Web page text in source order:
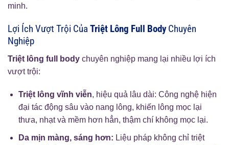
minh.
Lợi Ích Vượt Trội Của Triệt Lông Full BodyChuyên
Nghiệp
Triệt lông full body chuyên nghiệp mang lại nhiều lợi ích
vượt trội:
Triệt lông vĩnh viễn, hiệu quả lâu dài: Công nghệ hiện
đại tác động sâu vào nang lông, khiến lông mọc lại
thưa, nhạt và mềm hơn hẳn, thậm chí không mọc lại.
Da mịn màng, sáng hơn: Liệu pháp không chỉ triệt